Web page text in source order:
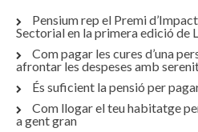
Pensium rep el Premi
Sectorial en la primera edició de
Com pagar les cures d’una
afrontar les despeses amb
És suficient la pensió per
Com llogar el teu habitatge
a gent gran